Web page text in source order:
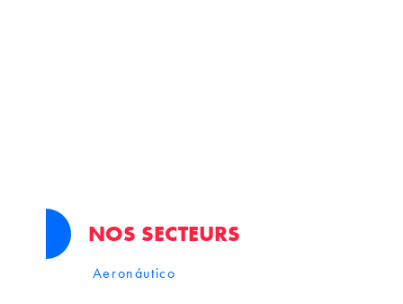
NOS SECTEURS
Aeronáutico